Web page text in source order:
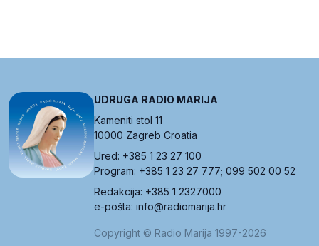
UDRUGA RADIO MARIJA
Kameniti stol 11
10000 Zagreb Croatia
Ured: +385 1 23 27 100
Program: +385 1 23 27 777; 099 502 00 52
Redakcija: +385 1 2327000
e-pošta: info@radiomarija.hr
Copyright © Radio Marija 1997-2026